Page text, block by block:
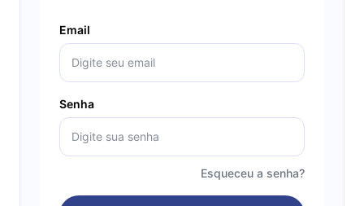
Email
Senha
Esqueceu a senha?